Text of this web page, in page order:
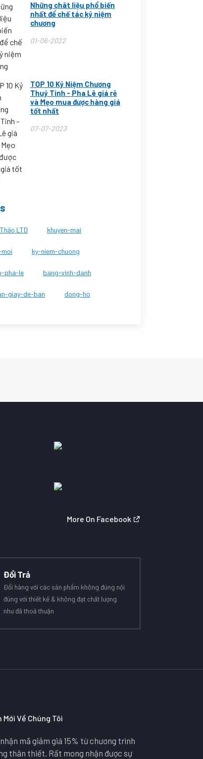
Những chât liệu phổ biến
nhất để chế tác kỷ niệm
chương
01-06-2022
TOP 10 Kỷ Niệm Chương
Thuỷ Tinh - Pha Lê giá rẻ
và Mẹo mua được hàng giá
tốt nhất
07-07-2023
LTD khuyen-mai
ky-niem-chuong
pha-le bang-vinh-danh
giay-de-ban dong-ho
More On Facebook
Đổi Trả
Đổi hàng với các sản phẩm không đúng nội
đúng với thiết kế & không đạt chất lượng
như đã thoả thuận
Mới Về Chúng Tôi
mã giảm giá 15% từ chương trình
thân thiết. Rất mong nhận được sự